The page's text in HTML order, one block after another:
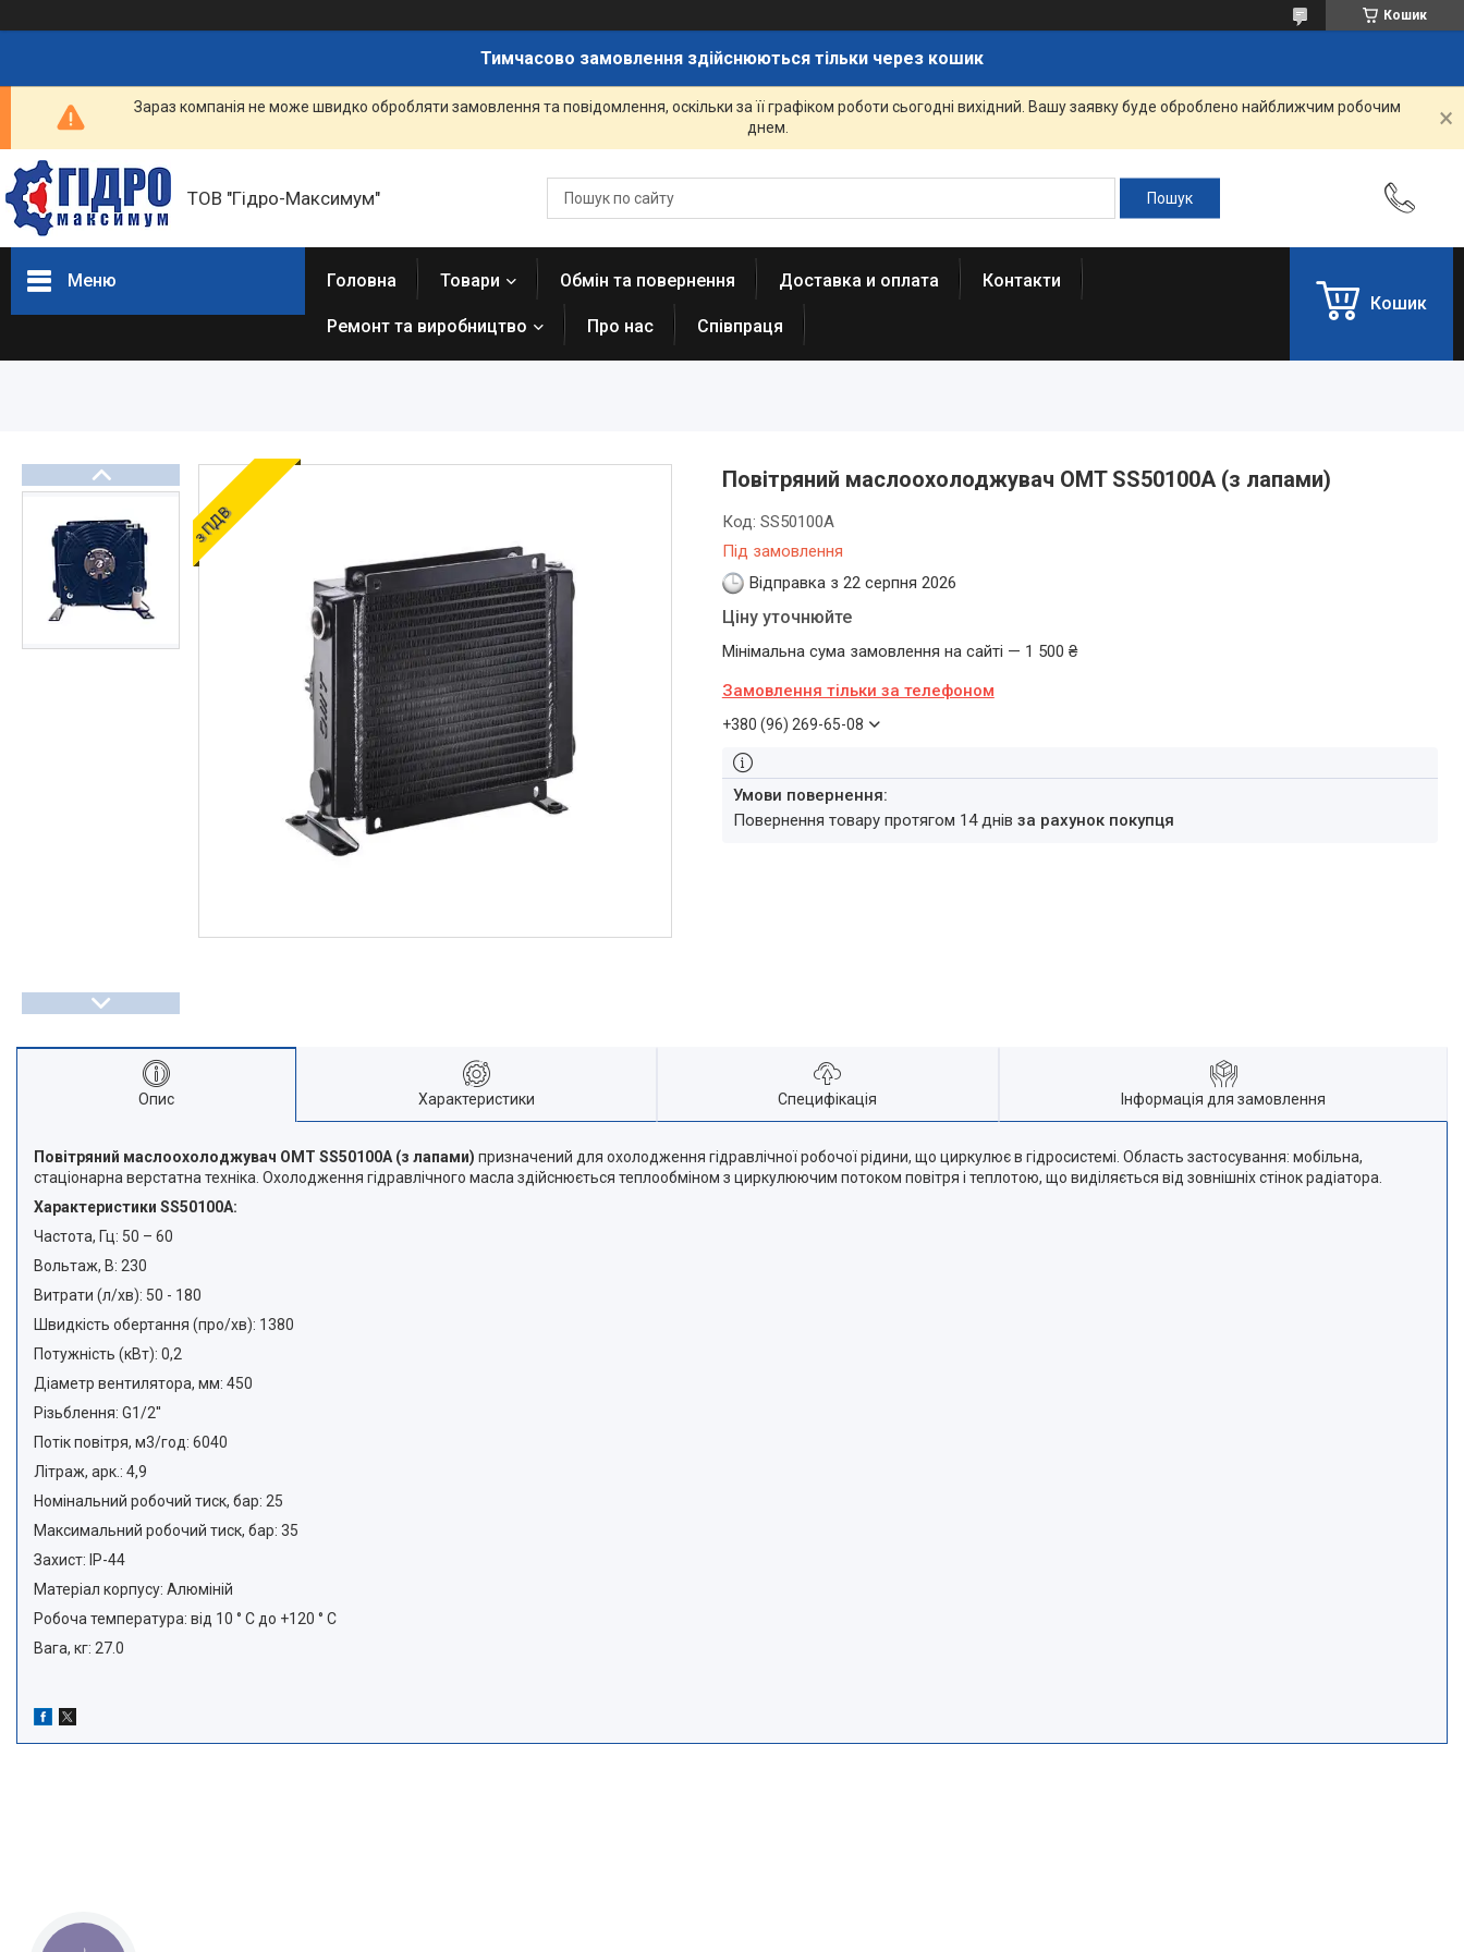
Кошик
Тимчасово замовлення здійснюються тільки через кошик
Зараз компанія не може швидко обробляти замовлення та повідомлення, оскільки за її графіком роботи сьогодні вихідний. Вашу заявку буде оброблено найближчим робочим
днем.
ТОВ "Гідро-Максимум"
Меню
ОЛИВИ ТА МАСТИЛА
ДІАГНОСТИЧНІ І
КОНТРОЛЬНО-
ВИМІРЮВАЛЬНІ ПРИЛАДИ
Запчастин до
сільгосптехніки
Головна Товари Обмін та повернення Доставка и оплата Контакти
Ремонт та виробництво Про нас Співпраця
Кошик
з ПДВ
Повітряний маслоохолоджувач OMT SS50100A (з лапами)
Під замовлення
Код: SS50100A
Відправка з 22 серпня 2026
Ціну уточнюйте
Мінімальна сума замовлення на сайті — 1 500 ₴
Замовлення тільки за телефоном
+380 (96) 269-65-08
повернення товару протягом 14 днів за рахунок покупця
Опис Характеристики Специфікація Інформація для замовлення
Повітряний маслоохолоджувач OMT SS50100A (з лапами) призначений для охолодження гідравлічної робочої рідини, що циркулює в гідросистемі. Область застосування: мобільна,
стаціонарна верстатна техніка. Охолодження гідравлічного масла здійснюється теплообміном з циркулюючим потоком повітря і теплотою, що виділяється від зовнішніх стінок радіатора.
Характеристики SS50100A:
Частота, Гц: 50 – 60
Вольтаж, B: 230
Витрати (л/хв): 50 - 180
Швидкість обертання (про/хв): 1380
Потужність (кВт): 0,2
Діаметр вентилятора, мм: 450
Різьблення: G1/2''
Потік повітря, м3/год: 6040
Літраж, арк.: 4,9
Номінальний робочий тиск, бар: 25
Максимальний робочий тиск, бар: 35
Захист: IP-44
Матеріал корпусу: Алюміній
Робоча температура: від 10 ° С до +120 ° С
Вага, кг: 27.0